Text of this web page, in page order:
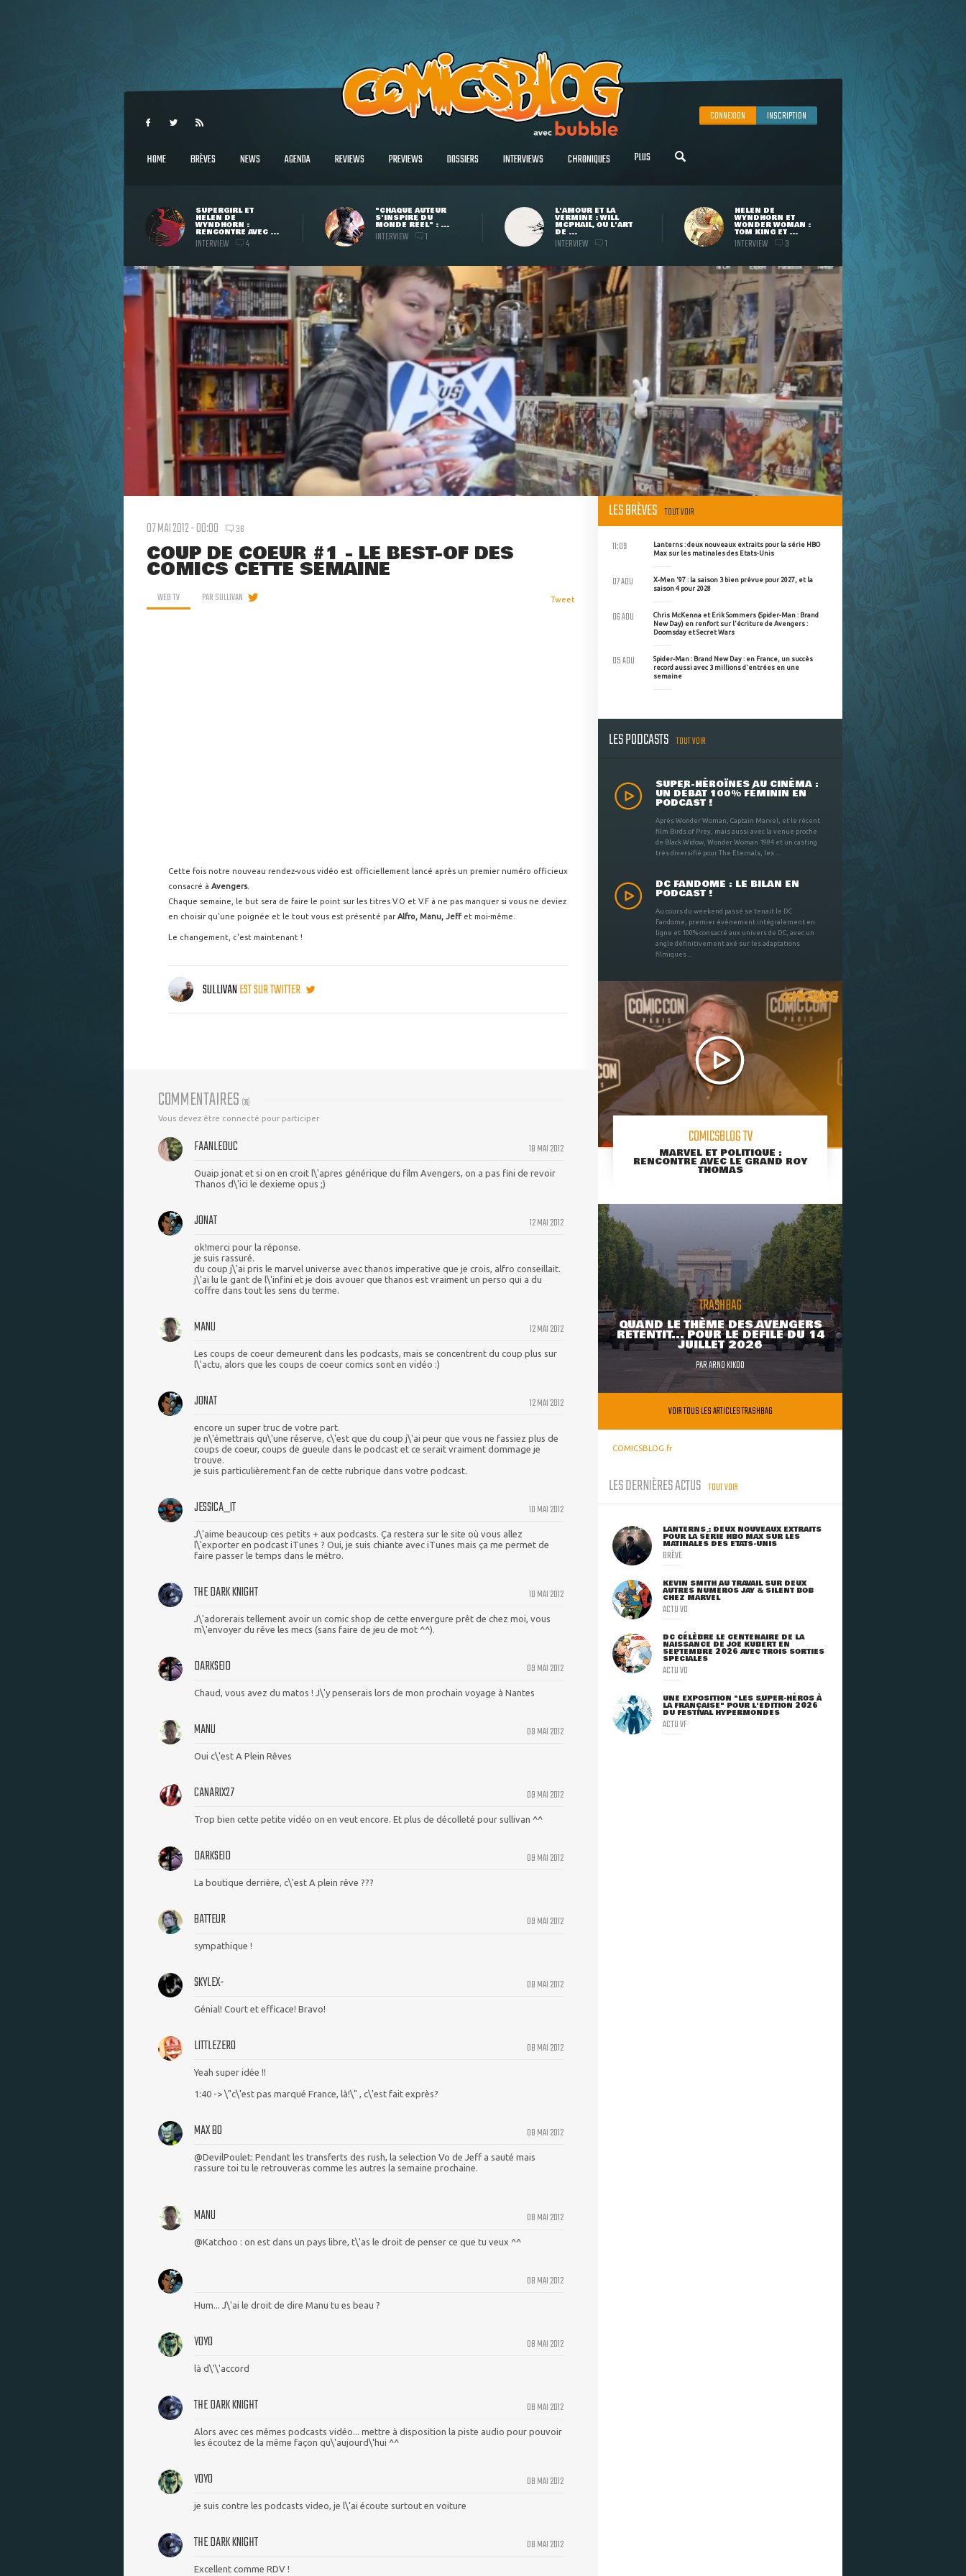
CONNEXION INSCRIPTION
HOME BRÈVES NEWS AGENDA REVIEWS PREVIEWS DOSSIERS INTERVIEWS CHRONIQUES PLUS
SUPERGIRL ET
HELEN DE
WYNDHORN :
RENCONTRE AVEC ...
INTERVIEW 4
"CHAQUE AUTEUR
S'INSPIRE DU
MONDE RÉEL" : ...
INTERVIEW 1
L'AMOUR ET LA
VERMINE : WILL
MCPHAIL, OU L'ART
DE ...
INTERVIEW 1
HELEN DE
WYNDHORN ET
WONDER WOMAN :
TOM KING ET ...
INTERVIEW 3
07 MAI 2012 - 00:00 36
COUP DE COEUR #1 - LE BEST-OF DES
COMICS CETTE SEMAINE
WEB TV PARSULLIVAN Tweet
Cette fois notre nouveau rendez-vous vidéo est officiellement lancé après un premier numéro officieux
consacré à Avengers.
Chaque semaine, le but sera de faire le point sur les titres V.O et V.F à ne pas manquer si vous ne deviez
en choisir qu'une poignée et le tout vous est présenté parAlfro, Manu, Jeff et moi-même.
Le changement, c'est maintenant !
SULLIVANEST SUR TWITTER
COMMENTAIRES (36)
Vous devez être connecté pour participer
18 MAI 2012
FAANLEDUC
Ouaip jonat et si on en croit l\'apres générique du film Avengers, on a pas fini de revoir
Thanos d\'ici le dexieme opus ;)
12 MAI 2012
JONAT
ok!merci pour la réponse.
je suis rassuré.
du coup j\'ai pris le marvel universe avec thanos imperative que je crois, alfro conseillait.
j\'ai lu le gant de l\'infini et je dois avouer que thanos est vraiment un perso qui a du
coffre dans tout les sens du terme.
12 MAI 2012
MANU
Les coups de coeur demeurent dans les podcasts, mais se concentrent du coup plus sur
l\'actu, alors que les coups de coeur comics sont en vidéo :)
12 MAI 2012
JONAT
encore un super truc de votre part.
je n\'émettrais qu\'une réserve, c\'est que du coup j\'ai peur que vous ne fassiez plus de
coups de coeur, coups de gueule dans le podcast et ce serait vraiment dommage je
trouve.
je suis particulièrement fan de cette rubrique dans votre podcast.
10 MAI 2012
JESSICA_IT
J\'aime beaucoup ces petits + aux podcasts. Ça restera sur le site où vous allez
l\'exporter en podcast iTunes ? Oui, je suis chiante avec iTunes mais ça me permet de
faire passer le temps dans le métro.
10 MAI 2012
THE DARK KNIGHT
J\'adorerais tellement avoir un comic shop de cette envergure prêt de chez moi, vous
m\'envoyer du rêve les mecs (sans faire de jeu de mot ^^).
09 MAI 2012
DARKSEID
Chaud, vous avez du matos ! J\'y penserais lors de mon prochain voyage à Nantes
09 MAI 2012
MANU
Oui c\'est A Plein Rêves
09 MAI 2012
CANARIX27
Trop bien cette petite vidéo on en veut encore. Et plus de décolleté pour sullivan ^^
09 MAI 2012
DARKSEID
La boutique derrière, c\'est A plein rêve ???
09 MAI 2012
BATTEUR
sympathique !
08 MAI 2012
SKYLEX-
Génial! Court et efficace! Bravo!
08 MAI 2012
LITTLEZERO
Yeah super idée !!
1:40 -> \"c\'est pas marqué France, là!\" , c\'est fait exprès?
08 MAI 2012
MAX BO
@DevilPoulet: Pendant les transferts des rush, la selection Vo de Jeff a sauté mais
rassure toi tu le retrouveras comme les autres la semaine prochaine.
08 MAI 2012
MANU
@Katchoo : on est dans un pays libre, t\'as le droit de penser ce que tu veux ^^
08 MAI 2012
Hum... J\'ai le droit de dire Manu tu es beau ?
08 MAI 2012
YOYO
là d\'\'accord
08 MAI 2012
THE DARK KNIGHT
Alors avec ces mêmes podcasts vidéo... mettre à disposition la piste audio pour pouvoir
les écoutez de la même façon qu\'aujourd\'hui ^^
08 MAI 2012
YOYO
je suis contre les podcasts video, je l\'ai écoute surtout en voiture
08 MAI 2012
THE DARK KNIGHT
Excellent comme RDV !
LES BRÈVES TOUT VOIR
Lanterns : deux nouveaux extraits pour la série HBO
Max sur les matinales des Etats-Unis
11:09
X-Men '97 : la saison 3 bien prévue pour 2027, et la
saison 4 pour 2028
07 AOU
Chris McKenna et Erik Sommers (Spider-Man : Brand
New Day) en renfort sur l'écriture de Avengers :
Doomsday et Secret Wars
06 AOU
Spider-Man : Brand New Day : en France, un succès
record aussi avec 3 millions d'entrées en une
semaine
05 AOU
LES PODCASTS TOUT VOIR
SUPER-HÉROÏNES AU CINÉMA :
UN DÉBAT 100% FÉMININ EN
PODCAST !
Après Wonder Woman, Captain Marvel, et le récent
film Birds of Prey, mais aussi avec la venue proche
de Black Widow, Wonder Woman 1984 et un casting
très diversifié pour The Eternals, les ...
DC FANDOME : LE BILAN EN
PODCAST !
Au cours du weekend passé se tenait le DC
Fandome, premier évènement intégralement en
ligne et 100% consacré aux univers de DC, avec un
angle définitivement axé sur les adaptations
filmiques ...
COMICSBLOG TV
MARVEL ET POLITIQUE :
RENCONTRE AVEC LE GRAND ROY
THOMAS
TRASHBAG
QUAND LE THÈME DES AVENGERS
RETENTIT... POUR LE DÉFILÉ DU 14
JUILLET 2026
PARARNO KIKOO
VOIR TOUS LES ARTICLES TRASHBAG
COMICSBLOG.fr
LES DERNIÈRES ACTUS TOUT VOIR
LANTERNS : DEUX NOUVEAUX EXTRAITS
POUR LA SÉRIE HBO MAX SUR LES
MATINALES DES ETATS-UNIS
BRÈVE
KEVIN SMITH AU TRAVAIL SUR DEUX
AUTRES NUMÉROS JAY & SILENT BOB
CHEZ MARVEL
ACTU VO
DC CÉLÈBRE LE CENTENAIRE DE LA
NAISSANCE DE JOE KUBERT EN
SEPTEMBRE 2026 AVEC TROIS SORTIES
SPÉCIALES
ACTU VO
UNE EXPOSITION "LES SUPER-HÉROS À
LA FRANÇAISE" POUR L'ÉDITION 2026
DU FESTIVAL HYPERMONDES
ACTU VF